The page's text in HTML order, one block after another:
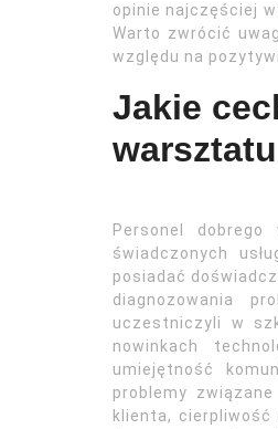
opinie najczęściej
Warto zwrócić
względu na
Jakie
Personel
świadczonych
posiadać
diagnozowania
uczestniczyli w
nowinkach
umiejętność
problemy
klienta, cierpliwość